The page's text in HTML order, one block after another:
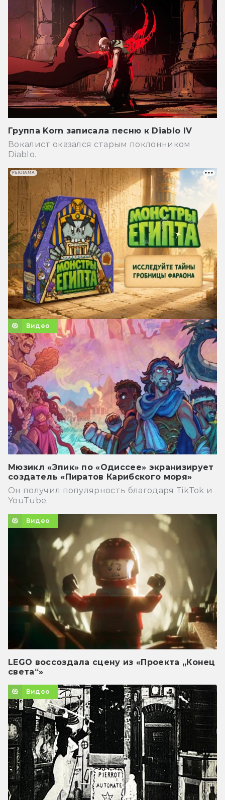
Группа Korn записала песню к Diablo IV
Вокалист оказался старым поклонником
Diablo.
Видео
Мюзикл «Эпик» по «Одиссее» экранизирует
создатель «Пиратов Карибского моря»
Он получил популярность благодаря TikTok и
YouTube.
Видео
LEGO воссоздала сцену из «Проекта „Конец
света“»
Видео
РЕКЛАМА